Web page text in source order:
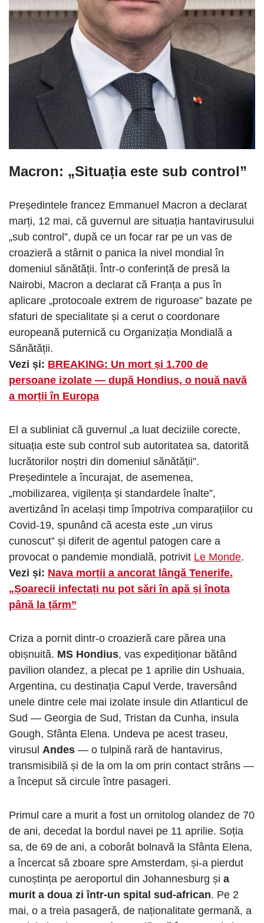
Macron: „Situația este sub control”
Președintele francez Emmanuel Macron a declarat
marți, 12 mai, că guvernul are situația hantavirusului
„sub control”, după ce un focar rar pe un vas de
croazieră a stârnit o panica la nivel mondial în
domeniul sănătății. Într-o conferință de presă la
Nairobi, Macron a declarat că Franța a pus în
aplicare „protocoale extrem de riguroase” bazate pe
sfaturi de specialitate și a cerut o coordonare
europeană puternică cu Organizația Mondială a
Sănătății.
Vezi și: BREAKING: Un mort și 1.700 de
persoane izolate — după Hondius, o nouă navă
a morții în Europa
El a subliniat că guvernul „a luat deciziile corecte,
situația este sub control sub autoritatea sa, datorită
lucrătorilor noștri din domeniul sănătății”.
Președintele a încurajat, de asemenea,
„mobilizarea, vigilența și standardele înalte”,
avertizând în același timp împotriva comparațiilor cu
Covid-19, spunând că acesta este „un virus
cunoscut” și diferit de agentul patogen care a
provocat o pandemie mondială, potrivit Le Monde.
Vezi și: Nava morții a ancorat lângă Tenerife.
„Șoarecii infectați nu pot sări în apă și înota
până la țărm”
Criza a pornit dintr-o croazieră care părea una
obișnuită. MS Hondius, vas expediționar bătând
pavilion olandez, a plecat pe 1 aprilie din Ushuaia,
Argentina, cu destinația Capul Verde, traversând
unele dintre cele mai izolate insule din Atlanticul de
Sud — Georgia de Sud, Tristan da Cunha, insula
Gough, Sfânta Elena. Undeva pe acest traseu,
virusul Andes — o tulpină rară de hantavirus,
transmisibilă și de la om la om prin contact strâns —
a început să circule între pasageri.
Primul care a murit a fost un ornitolog olandez de 70
de ani, decedat la bordul navei pe 11 aprilie. Soția
sa, de 69 de ani, a coborât bolnavă la Sfânta Elena,
a încercat să zboare spre Amsterdam, și-a pierdut
cunoștința pe aeroportul din Johannesburg și a
murit a doua zi într-un spital sud-african. Pe 2
mai, o a treia pasageră, de naționalitate germană, a